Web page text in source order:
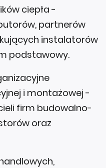
ciepła -
partnerów
instalatorów
podstawowy.
i montażowej -
firm budowalno-
oraz